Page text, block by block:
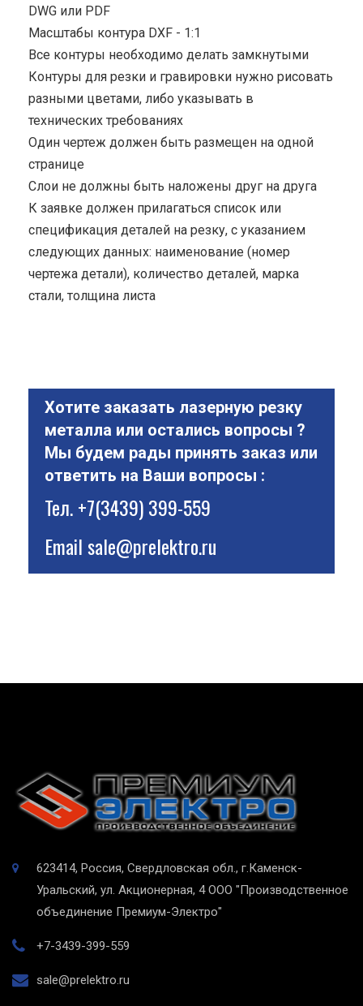
DWG или PDF
Масштабы контура DXF - 1:1
Все контуры необходимо делать замкнутыми
Контуры для резки и гравировки нужно рисовать
разными цветами, либо указывать в
технических требованиях
Один чертеж должен быть размещен на одной
странице
Cлои не должны быть наложены друг на друга
К заявке должен прилагаться список или
спецификация деталей на резку, с указанием
следующих данных: наименование (номер
чертежа детали), количество деталей, марка
стали, толщина листа
Хотите заказать лазерную резку
металла или остались вопросы ?
Мы будем рады принять заказ или
ответить на Ваши вопросы :
Тел.+7(3439) 399-559
Emailsale@prelektro.ru
623414, Россия, Свердловская обл., г.Каменск-
Уральский, ул. Акционерная, 4 ООО "Производственное
объединение Премиум-Электро"
+7-3439-399-559
sale@prelektro.ru